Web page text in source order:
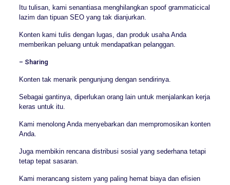
Itu tulisan, kami senantiasa menghilangkan spoof grammaticical
lazim dan tipuan SEO yang tak dianjurkan.
Konten kami tulis dengan lugas, dan produk usaha Anda
memberikan peluang untuk mendapatkan pelanggan.
– Sharing
Konten tak menarik pengunjung dengan sendirinya.
Sebagai gantinya, diperlukan orang lain untuk menjalankan kerja
keras untuk itu.
Kami menolong Anda menyebarkan dan mempromosikan konten
Anda.
Juga membikin rencana distribusi sosial yang sederhana tetapi
tetap tepat sasaran.
Kami merancang sistem yang paling hemat biaya dan efisien